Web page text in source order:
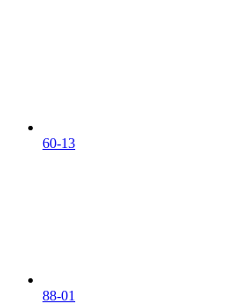
60-13
88-01